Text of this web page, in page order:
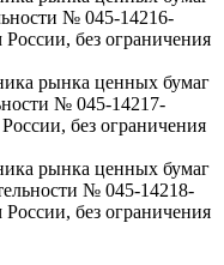
№ 045-14216-
без ограничения
рынка ценных бумаг
№ 045-14217-
без ограничения
рынка ценных бумаг
№ 045-14218-
без ограничения